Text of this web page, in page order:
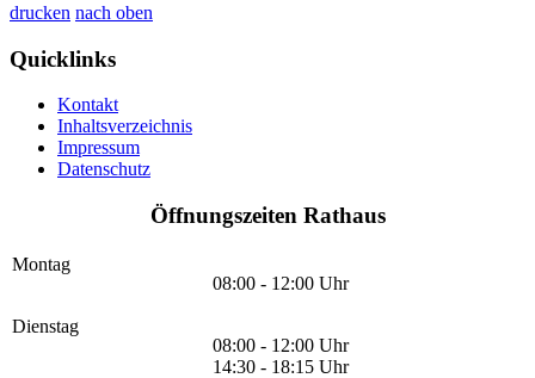
drucken nach oben
Quicklinks
Kontakt
Inhaltsverzeichnis
Impressum
Datenschutz
Öffnungszeiten Rathaus
Montag
08:00 - 12:00 Uhr
Dienstag
08:00 - 12:00 Uhr
14:30 - 18:15 Uhr